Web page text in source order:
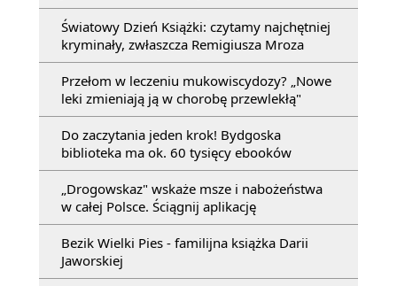
Światowy Dzień Książki: czytamy najchętniej
kryminały, zwłaszcza Remigiusza Mroza
Przełom w leczeniu mukowiscydozy? „Nowe
leki zmieniają ją w chorobę przewlekłą"
Do zaczytania jeden krok! Bydgoska
biblioteka ma ok. 60 tysięcy ebooków
„Drogowskaz" wskaże msze i nabożeństwa
w całej Polsce. Ściągnij aplikację
Bezik Wielki Pies - familijna książka Darii
Jaworskiej